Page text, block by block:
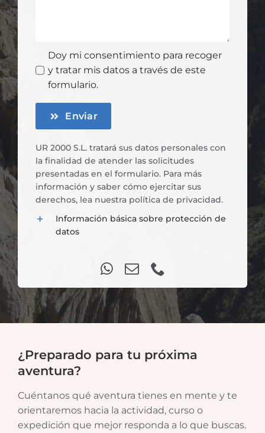
Doy mi consentimiento para recoger
y tratar mis datos a través de este
formulario.
Enviar
UR 2000 S.L. tratará sus datos personales con
la finalidad de atender las solicitudes
presentadas en el formulario. Para más
información y saber cómo ejercitar sus
derechos, lea nuestra política de privacidad.
Información básica sobre protección de
datos
¿Preparado para tu próxima
aventura?
Cuéntanos qué aventura tienes en mente y te
orientaremos hacia la actividad, curso o
expedición que mejor responda a lo que buscas.